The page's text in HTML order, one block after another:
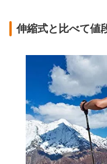
伸縮式と比べて値